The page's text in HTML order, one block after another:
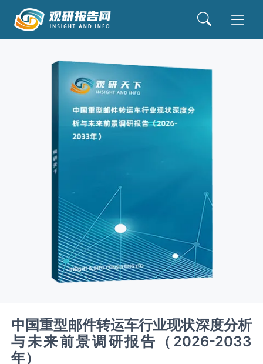
中国重型邮件转运车行业现状深度分析
与未来前景调研报告（2026-2033
年）